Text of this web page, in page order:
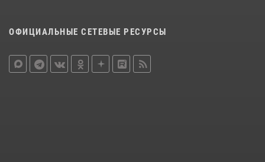
ОФИЦИАЛЬНЫЕ СЕТЕВЫЕ РЕСУРСЫ